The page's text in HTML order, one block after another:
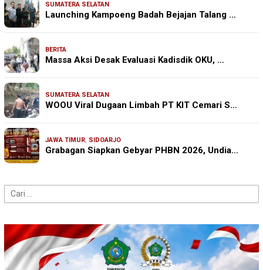
SUMATERA SELATAN
Launching Kampoeng Badah Bejajan Talang …
BERITA
Massa Aksi Desak Evaluasi Kadisdik OKU, …
SUMATERA SELATAN
WOOU Viral Dugaan Limbah PT KIT Cemari S…
JAWA TIMUR, SIDOARJO
Grabagan Siapkan Gebyar PHBN 2026, Undia…
Cari
untuk: